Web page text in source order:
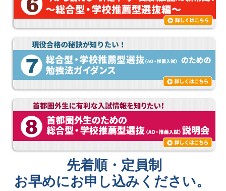
先着順・定員制
お早めにお申し込みください。